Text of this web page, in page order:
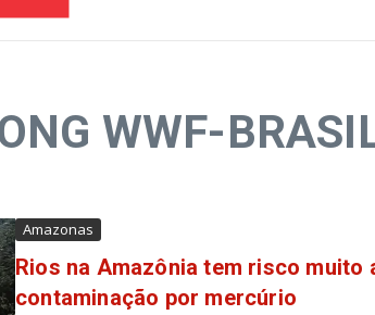
WWF-
Amazonas
Rios na Amazônia tem risco muito
contaminação por mercúrio